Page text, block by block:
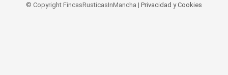
© Copyright FincasRusticasInMancha | Privacidad y Cookies